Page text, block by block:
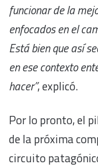
funcionar de la
enfocados en el
Está bien que así
en ese contexto
hacer”, explicó.
Por lo pronto, el
de la próxima
circuito